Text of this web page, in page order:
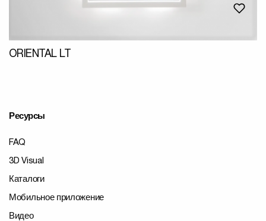
ORIENTAL LT
Ресурсы
FAQ
3D Visual
Каталоги
Мобильное приложение
Видео